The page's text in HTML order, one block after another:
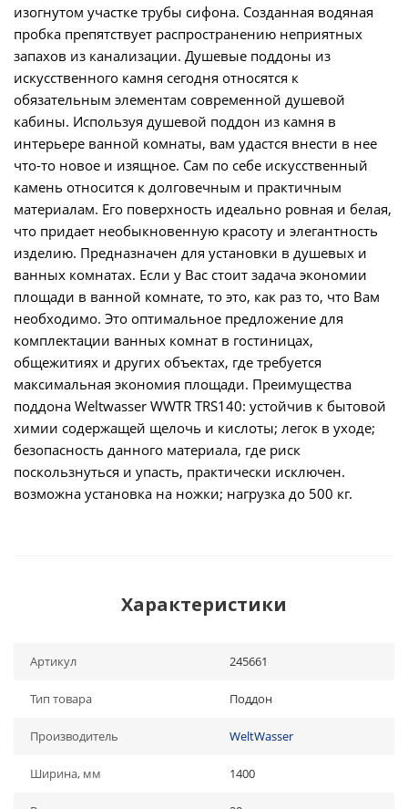
изогнутом участке трубы сифона. Созданная водяная
пробка препятствует распространению неприятных
запахов из канализации. Душевые поддоны из
искусственного камня сегодня относятся к
обязательным элементам современной душевой
кабины. Используя душевой поддон из камня в
интерьере ванной комнаты, вам удастся внести в нее
что-то новое и изящное. Сам по себе искусственный
камень относится к долговечным и практичным
материалам. Его поверхность идеально ровная и белая,
что придает необыкновенную красоту и элегантность
изделию. Предназначен для установки в душевых и
ванных комнатах. Если у Вас стоит задача экономии
площади в ванной комнате, то это, как раз то, что Вам
необходимо. Это оптимальное предложение для
комплектации ванных комнат в гостиницах,
общежитиях и других объектах, где требуется
максимальная экономия площади. Преимущества
поддона Weltwasser WWTR TRS140: устойчив к бытовой
химии содержащей щелочь и кислоты; легок в уходе;
безопасность данного материала, где риск
поскользнуться и упасть, практически исключен.
возможна установка на ножки; нагрузка до 500 кг.
Характеристики
Артикул 245661
Тип товара Поддон
Производитель WeltWasser
Ширина, мм 1400